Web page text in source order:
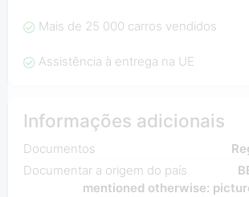
Mais de 25 000 carros vendidos
Assistência à entrega na UE
Informações adicionais
Documentos
Documentar a origem do país
mentioned otherwise: